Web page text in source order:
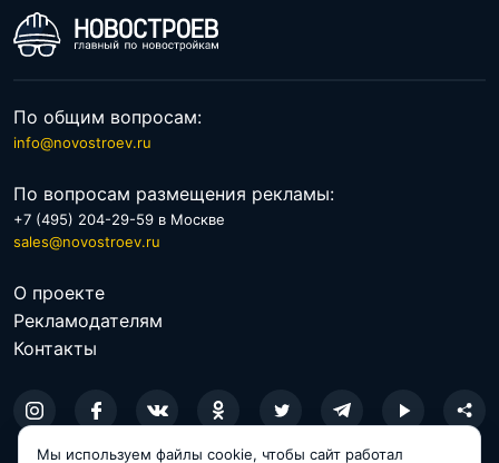
По расположению
По общим вопросам:
info@novostroev.ru
По вопросам размещения рекламы:
+7 (495) 204-29-59 в Москве
sales@novostroev.ru
О проекте
Рекламодателям
Контакты
Мы используем файлы cookie, чтобы сайт работал